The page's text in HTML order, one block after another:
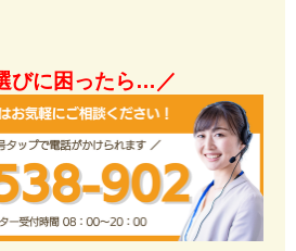
びに困ったら…／